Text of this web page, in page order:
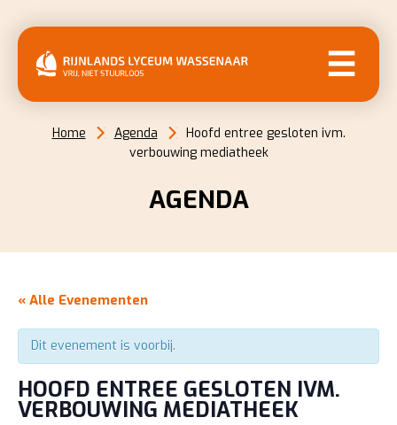
Home Agenda
Hoofd entree gesloten ivm.
verbouwing mediatheek
AGENDA
« Alle Evenementen
Dit evenement is voorbij.
HOOFD ENTREE GESLOTEN IVM.
VERBOUWING MEDIATHEEK